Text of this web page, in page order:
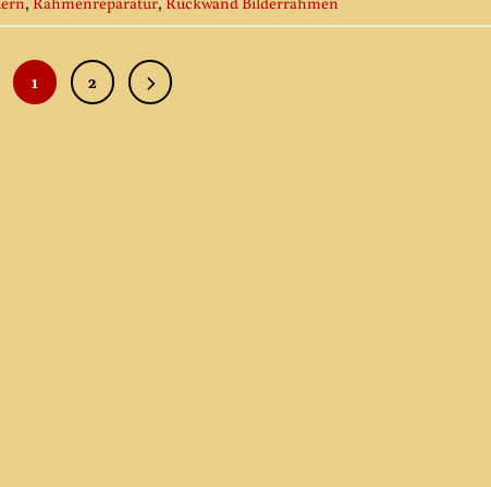
1 2